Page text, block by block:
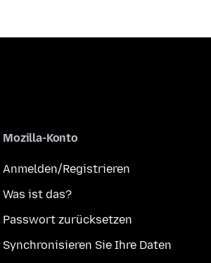
Mozilla-Konto
Anmelden/Registrieren
Was ist das?
Passwort zurücksetzen
Synchronisieren Sie Ihre Daten